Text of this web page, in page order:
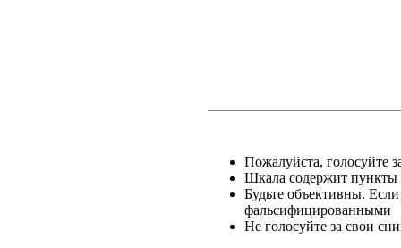
Пожалуйста, голосуйте
Шкала содержит пункты
Будьте объективны.
фальсифицированными
Не голосуйте за свои